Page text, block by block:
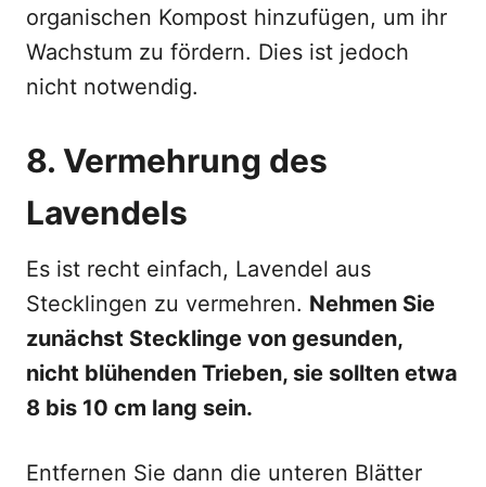
organischen Kompost hinzufügen, um ihr
Wachstum zu fördern. Dies ist jedoch
nicht notwendig.
8. Vermehrung des
Lavendels
Es ist recht einfach, Lavendel aus
Stecklingen zu vermehren. Nehmen Sie
zunächst Stecklinge von gesunden,
nicht blühenden Trieben, sie sollten etwa
8 bis 10 cm lang sein.
Entfernen Sie dann die unteren Blätter